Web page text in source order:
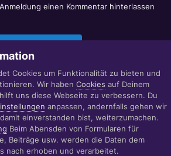
einen Kommentar hinterlassen
Impressum
IT|WEB|VIDEO|CONSULTING
www.raebiger.pro
by Invision Community
Cookies um Funktionalität zu bieten und
Wir haben Cookies auf Deinem
uns diese Webseite zu verbessern. Du
anpassen, andernfalls gehen wir
einverstanden bist, weiterzumachen.
Beim Abensden von Formularen für
Beiträge usw. werden die Daten dem
nach erhoben und verarbeitet.